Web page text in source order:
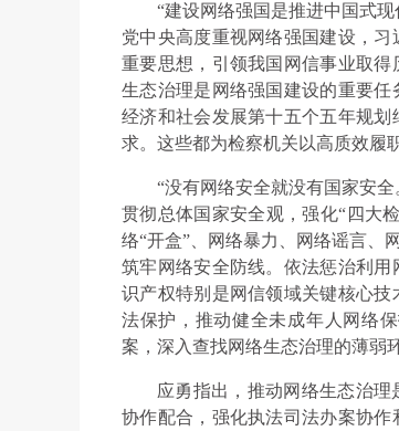
“建设网络强国是推进中国式
党中央高度重视网络强国建设，
重要思想，引领我国网信事业取
生态治理是网络强国建设的重要
经济和社会发展第十五个五年规
求。这些都为检察机关以高质效履
“没有网络安全就没有国家安
贯彻总体国家安全观，强化“四大
络“开盒”、网络暴力、网络谣言、
筑牢网络安全防线。依法惩治利
识产权特别是网信领域关键核心
法保护，推动健全未成年人网络
案，深入查找网络生态治理的薄弱
应勇指出，推动网络生态治
协作配合，强化执法司法办案协